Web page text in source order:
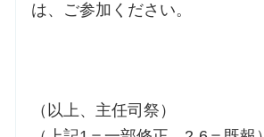
は、ご参加ください。
（以上、主任司祭）